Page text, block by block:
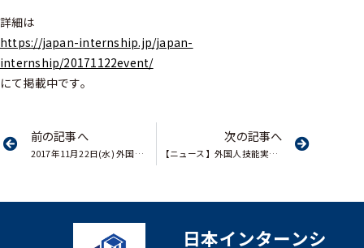
詳細は
https://japan-internship.jp/japan-
internship/20171122event/
にて掲載中です。
前の記事へ
2017年11月22日(水) 外国人インターンシップ生受入勉強会 を沖縄にて開催
次の記事へ
【ニュース】外国人技能実習 適正実施法が施行、人権侵害に罰則
日本インターンシ